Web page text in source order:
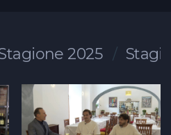
2025